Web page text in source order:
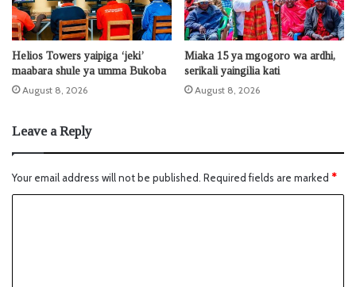
Helios Towers yaipiga ‘jeki’
maabara shule ya umma Bukoba
August 8, 2026
Miaka 15 ya mgogoro wa ardhi,
serikali yaingilia kati
August 8, 2026
Leave a Reply
Your email address will not be published. Required fields are marked *